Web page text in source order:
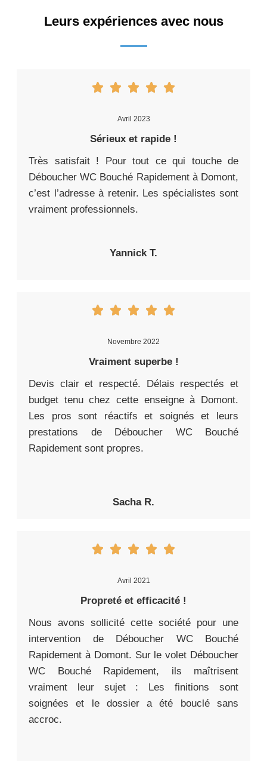
Leurs expériences avec nous
Avril 2023
Sérieux et rapide !
Très satisfait ! Pour tout ce qui touche de
Déboucher WC Bouché Rapidement à Domont,
c’est l’adresse à retenir. Les spécialistes sont
vraiment professionnels.
Yannick T.
Novembre 2022
Vraiment superbe !
Devis clair et respecté. Délais respectés et
budget tenu chez cette enseigne à Domont.
Les pros sont réactifs et soignés et leurs
prestations de Déboucher WC Bouché
Rapidement sont propres.
Sacha R.
Avril 2021
Propreté et efficacité !
Nous avons sollicité cette société pour une
intervention de Déboucher WC Bouché
Rapidement à Domont. Sur le volet Déboucher
WC Bouché Rapidement, ils maîtrisent
vraiment leur sujet : Les finitions sont
soignées et le dossier a été bouclé sans
accroc.